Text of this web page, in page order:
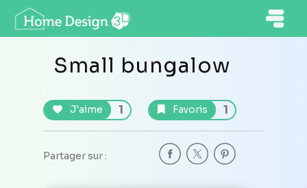
Small bungalow
J'aime 1 Favoris 1
Partager sur :